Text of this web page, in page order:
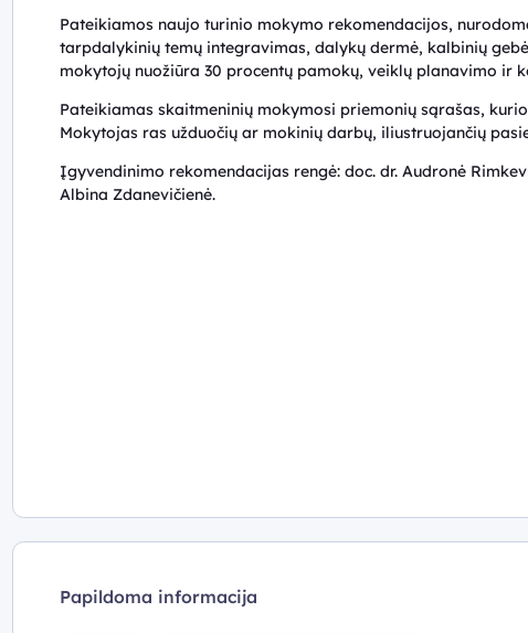
Pateikiamos naujo turinio mokymo rekomendacijos,
tarpdalykinių temų integravimas, dalykų dermė, kalbinių
mokytojų nuožiūra 30 procentų pamokų, veiklų planavimo ir
Pateikiamas skaitmeninių mokymosi priemonių sąrašas,
Mokytojas ras užduočių ar mokinių darbų, iliustruojančių
Įgyvendinimo rekomendacijas rengė: doc. dr. Audronė
Albina Zdanevičienė.
Papildoma informacija